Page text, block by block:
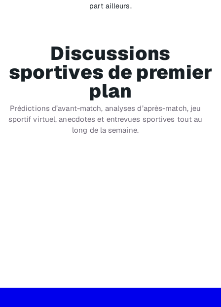
part ailleurs.
Discussions
sportives de premier
plan
Prédictions d’avant-match, analyses d’après-match, jeu
sportif virtuel, anecdotes et entrevues sportives tout au
long de la semaine.